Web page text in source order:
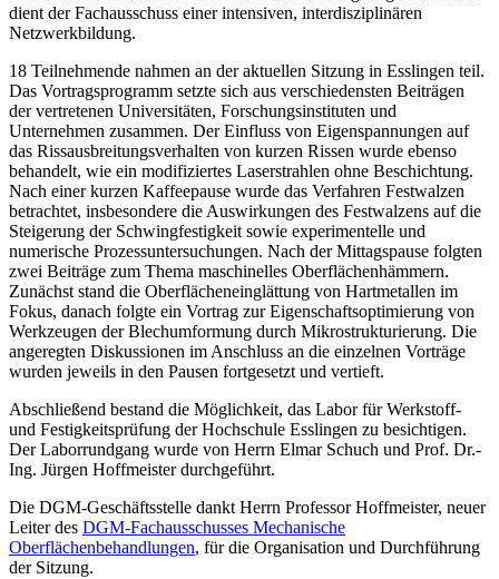
dient der Fachausschuss einer intensiven, interdisziplinären
Netzwerkbildung.
18 Teilnehmende nahmen an der aktuellen Sitzung in Esslingen teil.
Das Vortragsprogramm setzte sich aus verschiedensten Beiträgen
der vertretenen Universitäten, Forschungsinstituten und
Unternehmen zusammen. Der Einfluss von Eigenspannungen auf
das Rissausbreitungs­verhalten von kurzen Rissen wurde ebenso
behandelt, wie ein modifiziertes Laserstrahlen ohne Beschichtung.
Nach einer kurzen Kaffeepause wurde das Verfahren Festwalzen
betrachtet, insbesondere die Auswirkungen des Festwalzens auf die
Steigerung der Schwingfestigkeit sowie experimentelle und
numerische Prozessuntersuchungen. Nach der Mittagspause folgten
zwei Beiträge zum Thema maschinelles Oberflächenhämmern.
Zunächst stand die Oberflächen­­­einglättung von Hartmetallen im
Fokus, danach folgte ein Vortrag zur Eigenschaftsoptimierung von
Werkzeugen der Blechumformung durch Mikrostrukturierung. Die
angeregten Diskussionen im Anschluss an die einzelnen Vorträge
wurden jeweils in den Pausen fortgesetzt und vertieft.
Abschließend bestand die Möglichkeit, das Labor für Werkstoff-
und Festigkeitsprüfung der Hochschule Esslingen zu besichtigen.
Der Laborrundgang wurde von Herrn Elmar Schuch und Prof. Dr.-
Ing. Jürgen Hoffmeister durchgeführt.
Die DGM-Geschäftsstelle dankt Herrn Professor Hoffmeister, neuer
Leiter des DGM-Fachausschusses Mechanische
Oberflächenbehandlungen, für die Organisation und Durchführung
der Sitzung.